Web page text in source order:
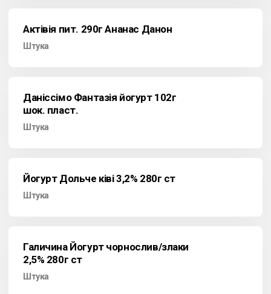
Актівія пит. 290г Ананас Данон
Штука
Даніссімо Фантазія йогурт 102г
шок. пласт.
Штука
Йогурт Дольче ківі 3,2% 280г ст
Штука
Галичина Йогурт чорнослив/злаки
2,5% 280г ст
Штука